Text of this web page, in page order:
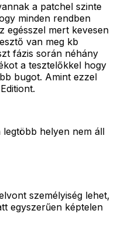
a patchel szinte
minden rendben
egésszel mert kevesen
van meg kb
fázis során néhány
a tesztelőkkel hogy
bugot. Amint ezzel
helyen nem áll
személyiség lehet,
egyszerűen képtelen